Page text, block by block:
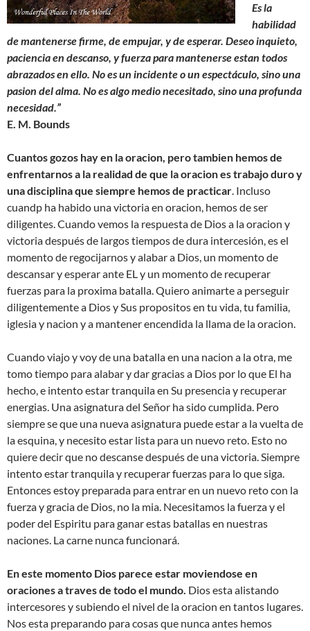
Es la
habilidad
de mantenerse firme, de empujar, y de esperar. Deseo inquieto,
paciencia en descanso, y fuerza para mantenerse estan todos
abrazados en ello. No es un incidente o un espectáculo, sino una
pasion del alma. No es algo medio necesitado, sino una profunda
necesidad.”
E. M. Bounds
Cuantos gozos hay en la oracion, pero tambien hemos de
enfrentarnos a la realidad de que la oracion es trabajo duro y
una disciplina que siempre hemos de practicar. Incluso
cuandp ha habido una victoria en oracion, hemos de ser
diligentes. Cuando vemos la respuesta de Dios a la oracion y
victoria después de largos tiempos de dura intercesión, es el
momento de regocijarnos y alabar a Dios, un momento de
descansar y esperar ante EL y un momento de recuperar
fuerzas para la proxima batalla. Quiero animarte a perseguir
diligentemente a Dios y Sus propositos en tu vida, tu familia,
iglesia y nacion y a mantener encendida la llama de la oracion.
Cuando viajo y voy de una batalla en una nacion a la otra, me
tomo tiempo para alabar y dar gracias a Dios por lo que El ha
hecho, e intento estar tranquila en Su presencia y recuperar
energias. Una asignatura del Señor ha sido cumplida. Pero
siempre se que una nueva asignatura puede estar a la vuelta de
la esquina, y necesito estar lista para un nuevo reto. Esto no
quiere decir que no descanse después de una victoria. Siempre
intento estar tranquila y recuperar fuerzas para lo que siga.
Entonces estoy preparada para entrar en un nuevo reto con la
fuerza y gracia de Dios, no la mia. Necesitamos la fuerza y el
poder del Espiritu para ganar estas batallas en nuestras
naciones. La carne nunca funcionará.
En este momento Dios parece estar moviendose en
oraciones a traves de todo el mundo. Dios esta alistando
intercesores y subiendo el nivel de la oracion en tantos lugares.
Nos esta preparando para cosas que nunca antes hemos